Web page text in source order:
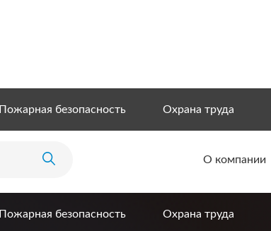
Пожарная безопасность Охрана труда
О компании
Пожарная безопасность Охрана труда